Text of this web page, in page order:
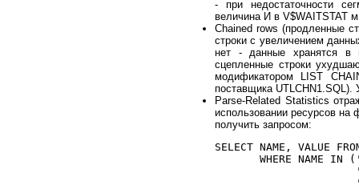
- при недостаточности
величина И в V$WAITSTAT
Chained rows (продленные
строки с увеличением
нет - данные хранятся в
сцепленные строки
модификатором LIST
поставщика UTLCHN1.SQL).
Parse-Related Statistics
использовании ресурсов на
получить запросом:
SELECT NAME, VALUE
WHERE NAME IN